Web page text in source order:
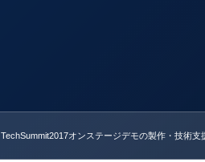
TechSummit2017オンステージデモの製作・技術支